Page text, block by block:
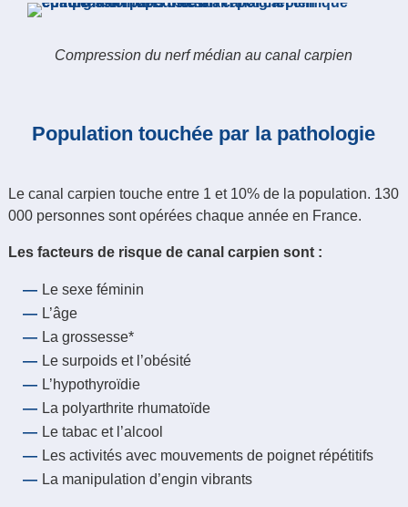
Compression du nerf médian au canal carpien
Population touchée par la pathologie
Le canal carpien touche entre 1 et 10% de la population. 130
000 personnes sont opérées chaque année en France.
Les facteurs de risque de canal carpien sont :
Le sexe féminin
L’âge
La grossesse*
Le surpoids et l’obésité
L’hypothyroïdie
La polyarthrite rhumatoïde
Le tabac et l’alcool
Les activités avec mouvements de poignet répétitifs
La manipulation d’engin vibrants